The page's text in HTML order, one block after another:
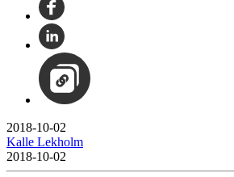
2018-10-02
Kalle Lekholm
2018-10-02